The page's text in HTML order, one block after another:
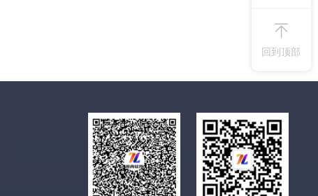
回到顶部